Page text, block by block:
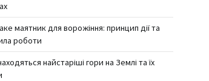
маятник для ворожіння: принцип дії та
роботи
найстаріші гори на Землі та їх